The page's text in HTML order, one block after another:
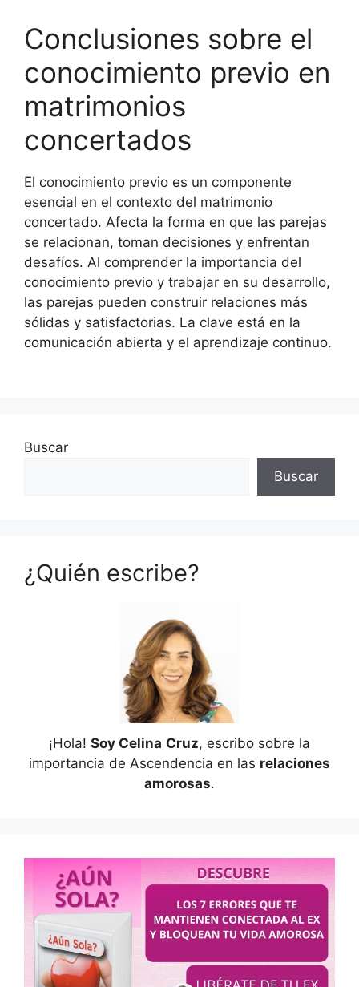
Conclusiones sobre el
conocimiento previo en
matrimonios
concertados
El conocimiento previo es un componente
esencial en el contexto del matrimonio
concertado. Afecta la forma en que las parejas
se relacionan, toman decisiones y enfrentan
desafíos. Al comprender la importancia del
conocimiento previo y trabajar en su desarrollo,
las parejas pueden construir relaciones más
sólidas y satisfactorias. La clave está en la
comunicación abierta y el aprendizaje continuo.
Buscar
Buscar
¿Quién escribe?
¡Hola! Soy Celina Cruz, escribo sobre la
importancia de Ascendencia en las relaciones
amorosas.